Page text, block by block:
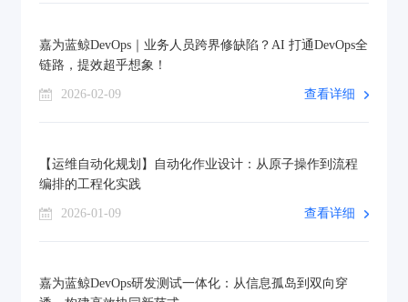
嘉为蓝鲸DevOps｜业务人员跨界修缺陷？AI 打通DevOps全
链路，提效超乎想象！
2026-02-09 查看详细
【运维自动化规划】自动化作业设计：从原子操作到流程
编排的工程化实践
2026-01-09 查看详细
嘉为蓝鲸DevOps研发测试一体化：从信息孤岛到双向穿